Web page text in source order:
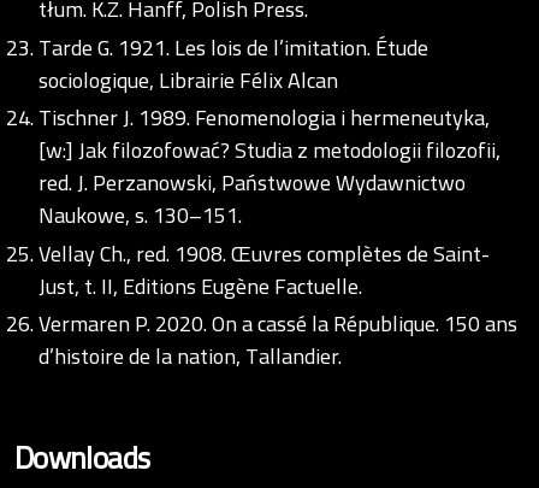
tłum. K.Z. Hanff, Polish Press.
Tarde G. 1921. Les lois de l’imitation. Étude
sociologique, Librairie Félix Alcan
Tischner J. 1989. Fenomenologia i hermeneutyka,
[w:] Jak filozofować? Studia z metodologii filozofii,
red. J. Perzanowski, Państwowe Wydawnictwo
Naukowe, s. 130–151.
Vellay Ch., red. 1908. Œuvres complètes de Saint-
Just, t. II, Editions Eugène Factuelle.
Vermaren P. 2020. On a cassé la République. 150 ans
d’histoire de la nation, Tallandier.
Downloads